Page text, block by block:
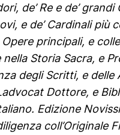
de’ Re e de’
e de’ Cardinali
principali, e
Storia Sacra, e
degli Scritti, e
Dottore, e
Edizione
coll’Originale